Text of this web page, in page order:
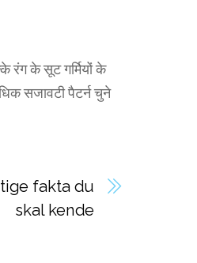
रंग के सूट गर्मियों के
सजावटी पैटर्न चुने
fakta du
skal kende